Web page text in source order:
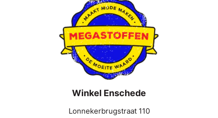
Winkel Enschede
Lonnekerbrugstraat 110